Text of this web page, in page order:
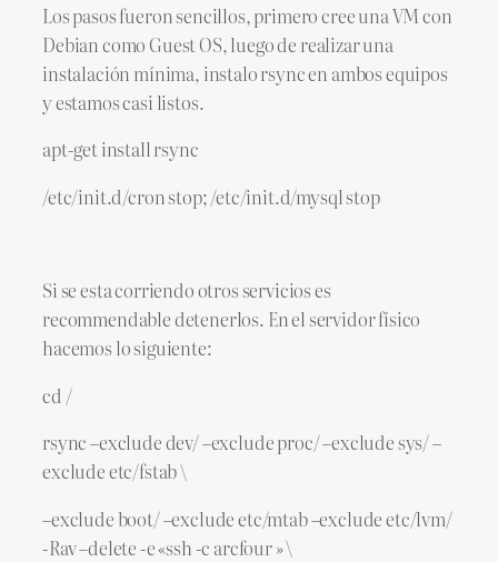
Los pasos fueron sencillos, primero cree una VM con
Debian como Guest OS, luego de realizar una
instalación mínima, instalo rsync en ambos equipos
y estamos casi listos.
apt-get install rsync
/etc/init.d/cron stop; /etc/init.d/mysql stop
Si se esta corriendo otros servicios es
recommendable detenerlos. En el servidor físico
hacemos lo siguiente:
cd /
rsync –exclude dev/ –exclude proc/ –exclude sys/ –
exclude etc/fstab \
–exclude boot/ –exclude etc/mtab –exclude etc/lvm/
-Rav –delete -e «ssh -c arcfour » \